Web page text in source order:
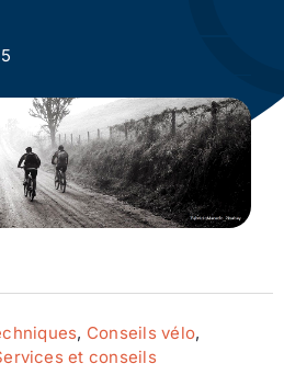
, Conseils vélo,
et conseils